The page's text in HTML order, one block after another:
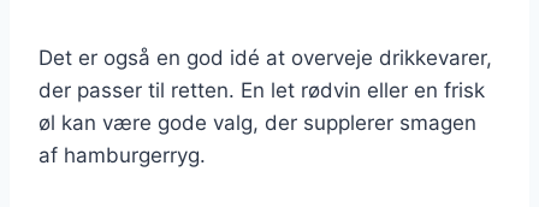
Det er også en god idé at overveje drikkevarer,
der passer til retten. En let rødvin eller en frisk
øl kan være gode valg, der supplerer smagen
af hamburgerryg.